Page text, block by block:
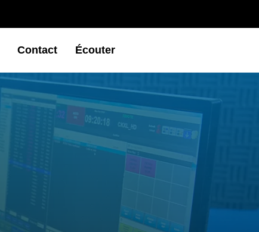
Contact Écouter